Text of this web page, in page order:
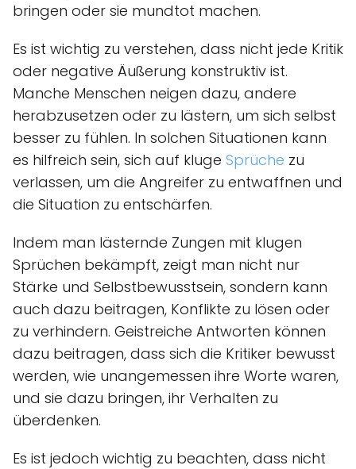
bringen oder sie mundtot machen.
Es ist wichtig zu verstehen, dass nicht jede Kritik
oder negative Äußerung konstruktiv ist.
Manche Menschen neigen dazu, andere
herabzusetzen oder zu lästern, um sich selbst
besser zu fühlen. In solchen Situationen kann
es hilfreich sein, sich auf kluge Sprüche zu
verlassen, um die Angreifer zu entwaffnen und
die Situation zu entschärfen.
Indem man lästernde Zungen mit klugen
Sprüchen bekämpft, zeigt man nicht nur
Stärke und Selbstbewusstsein, sondern kann
auch dazu beitragen, Konflikte zu lösen oder
zu verhindern. Geistreiche Antworten können
dazu beitragen, dass sich die Kritiker bewusst
werden, wie unangemessen ihre Worte waren,
und sie dazu bringen, ihr Verhalten zu
überdenken.
Es ist jedoch wichtig zu beachten, dass nicht